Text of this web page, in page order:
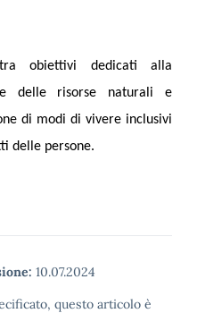
obiettivi dedicati alla
e delle risorse naturali e
di modi di vivere inclusivi
delle persone.
10.07.2024
questo articolo è